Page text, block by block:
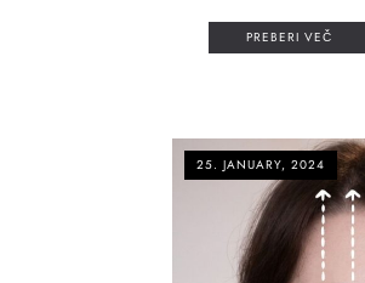
PREBERI VEČ
25. JANUARY, 2024